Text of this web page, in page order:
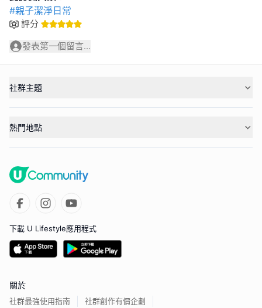
#親子潔淨日常
評分
發表第一個留言...
社群主題
熱門地點
下載 U Lifestyle應用程式
關於
社群最強使用指南 社群創作有價企劃